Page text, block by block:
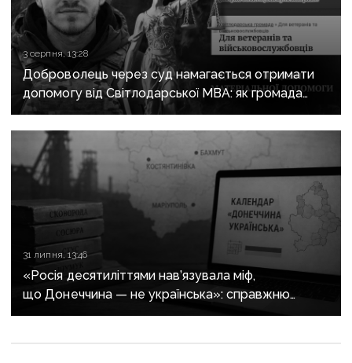
3 серпня, 13:28
Доброволець через суд намагається отримати
допомогу від Світлодарської МВА: як громада
руйнує довіру до влади
31 липня, 13:46
«Росія десятиліттями нав’язувала міф,
що Донеччина — не українська»: справжню
історію регіону зберуть в унікальному календарі